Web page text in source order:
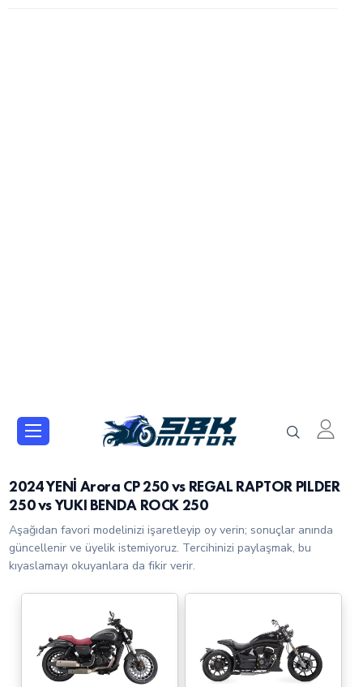
2024 YENİ Arora CP 250 vs REGAL RAPTOR PILDER
250 vs YUKI BENDA ROCK 250
Aşağıdan favori modelinizi işaretleyip oy verin; sonuçlar anında
güncellenir ve üyelik istemiyoruz. Tercihinizi paylaşmak, bu
kıyaslamayı okuyanlara da fikir verir.